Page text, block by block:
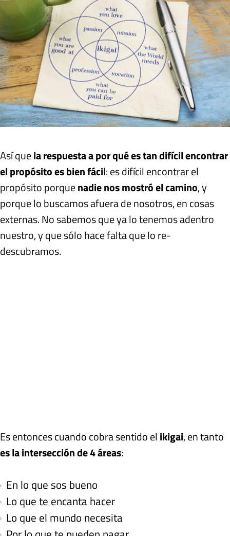
Así quela respuesta a por qué es tan difícil encontrar
el propósito es bien fácil: es difícil encontrar el
propósito porquenadie nos mostró el camino, y
porque lo buscamos afuera de nosotros, en cosas
externas. No sabemos que ya lo tenemos adentro
nuestro, y que sólo hace falta que lo re-
descubramos.
Es entonces cuando cobra sentido el ikigai, en tanto
es la intersección de 4 áreas:
En lo que sos bueno
Lo que te encanta hacer
Lo que el mundo necesita